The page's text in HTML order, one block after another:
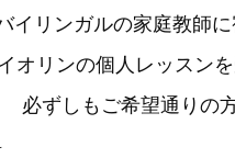
イリンガルの家庭教師
オリンの個人レッスン
必ずしもご希望通りの
料